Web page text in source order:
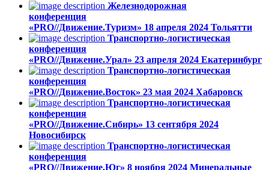
Железнодорожная
конференция
«PRO//Движение.Туризм» 18 апреля 2024 Тольятти
Транспортно-логистическая
конференция
«PRO//Движение.Урал» 23 апреля 2024 Екатеринбург
Транспортно-логистическая
конференция
«PRO//Движение.Восток» 23 мая 2024 Хабаровск
Транспортно-логистическая
конференция
«PRO//Движение.Сибирь» 13 сентября 2024
Новосибирск
Транспортно-логистическая
конференция
«PRO//Движение.Юг» 8 ноября 2024 Минеральные